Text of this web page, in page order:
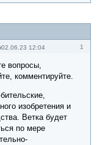
1
02.06.23 12:04
вопросы,
комментируйте.
изобретения и
Ветка будет
по мере